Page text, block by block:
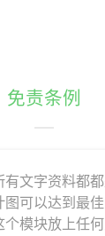
免责条例
文字资料都
图可以达到最
模块放上任